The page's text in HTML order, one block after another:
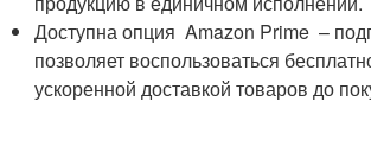
Доступна опция Amazon Prime –
позволяет воспользоваться
ускоренной доставкой товаров до